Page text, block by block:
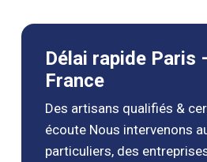
efficacement. Nous offrons
de services de plomberie, y
fuites, le débouchage de
de sanitaires et la réparation
plomberie. Nous travaillons
technologies et techniques
efficacité optimale de votre
Délai rapide Paris
France
Des artisans qualifiés &
écoute Nous intervenons
particuliers, des